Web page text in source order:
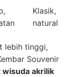
Klasik,
natural
lebih tinggi,
Souvenir
wisuda akrilik